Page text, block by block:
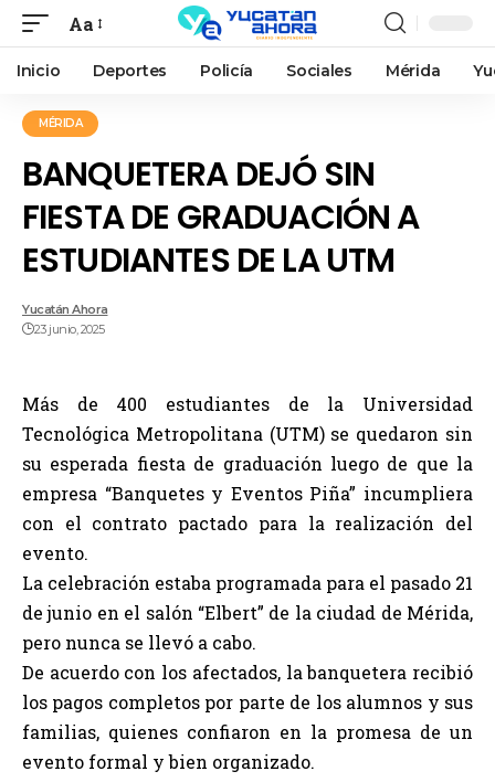
Aa
Inicio Deportes Policía Sociales Mérida
MÉRIDA
BANQUETERA DEJÓ SIN
FIESTA DE GRADUACIÓN A
ESTUDIANTES DE LA UTM
Yucatán Ahora
23 junio, 2025
Más de 400 estudiantes de la Universidad
Tecnológica Metropolitana (UTM) se quedaron sin
su esperada fiesta de graduación luego de que la
empresa “Banquetes y Eventos Piña” incumpliera
con el contrato pactado para la realización del
evento.
La celebración estaba programada para el pasado 21
de junio en el salón “Elbert” de la ciudad de Mérida,
pero nunca se llevó a cabo.
De acuerdo con los afectados, la banquetera recibió
los pagos completos por parte de los alumnos y sus
familias, quienes confiaron en la promesa de un
evento formal y bien organizado.